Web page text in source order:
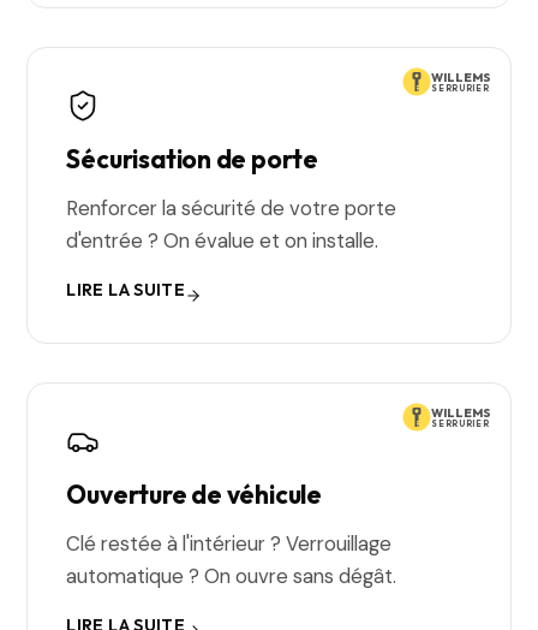
WILLEMS
SERRURIER
Sécurisation de porte
Renforcer la sécurité de votre porte
d'entrée ? On évalue et on installe.
LIRE LA SUITE
WILLEMS
SERRURIER
Ouverture de véhicule
Clé restée à l'intérieur ? Verrouillage
automatique ? On ouvre sans dégât.
LIRE LA SUITE